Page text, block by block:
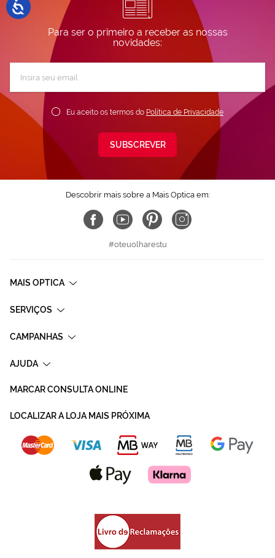
Para ser o primeiro a receber as nossas
novidades:
Newsletter:
Eu aceito os termos do Política de Privacidade
SUBSCREVER
Descobrir mais sobre a Mais Optica em:
#oteuolharestu
MAIS OPTICA
SERVIÇOS
CAMPANHAS
AJUDA
MARCAR CONSULTA ONLINE
LOCALIZAR A LOJA MAIS PRÓXIMA